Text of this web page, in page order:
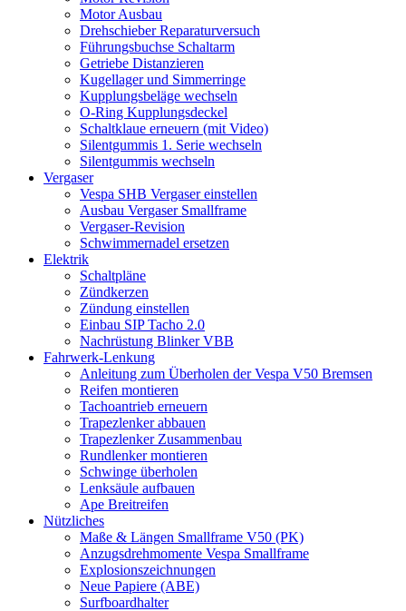
Motor Ausbau
Drehschieber Reparaturversuch
Führungsbuchse Schaltarm
Getriebe Distanzieren
Kugellager und Simmerringe
Kupplungsbeläge wechseln
O-Ring Kupplungsdeckel
Schaltklaue erneuern (mit Video)
Silentgummis 1. Serie wechseln
Silentgummis wechseln
Vergaser
Vespa SHB Vergaser einstellen
Ausbau Vergaser Smallframe
Vergaser-Revision
Schwimmernadel ersetzen
Elektrik
Schaltpläne
Zündkerzen
Zündung einstellen
Einbau SIP Tacho 2.0
Nachrüstung Blinker VBB
Fahrwerk-Lenkung
Anleitung zum Überholen der Vespa V50 Bremsen
Reifen montieren
Tachoantrieb erneuern
Trapezlenker abbauen
Trapezlenker Zusammenbau
Rundlenker montieren
Schwinge überholen
Lenksäule aufbauen
Ape Breitreifen
Nützliches
Maße & Längen Smallframe V50 (PK)
Anzugsdrehmomente Vespa Smallframe
Explosionszeichnungen
Neue Papiere (ABE)
Surfboardhalter